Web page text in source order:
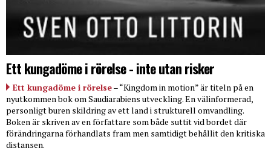
Ett kungadöme i rörelse - inte utan risker
Ett kungadöme i rörelse– “Kingdom in motion” är titeln på en
nyutkommen bok om Saudiarabiens utveckling. En välinformerad,
personligt buren skildring av ett land i strukturell omvandling.
Boken är skriven av en författare som både suttit vid bordet där
förändringarna förhandlats fram men samtidigt behållit den kritiska
distansen.